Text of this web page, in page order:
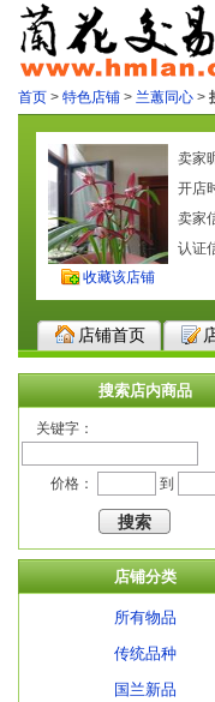
首页 > 特色店铺 > 兰蕙同心 >
收藏该店铺
卖家
开店
卖家
认证
店铺首页
搜索店内商品
关键字：
价格： 到
店铺分类
所有物品
传统品种
国兰新品